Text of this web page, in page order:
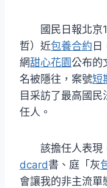
國民日報北京
哲）近包養合約 日
網甜心花園公布的
名被隱往，案號短
目采訪了最高國民
任人。
該擔任人表現
dcard書、庭「灰
會讓我的非主流單